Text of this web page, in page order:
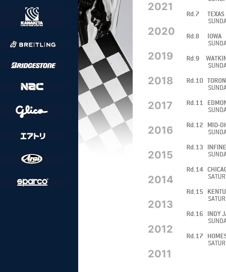
2021
2020
2019
2018
2017
2016
2015
2014
2013
2012
2011